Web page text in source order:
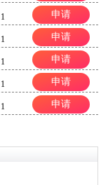
1 申请
1 申请
1 申请
1 申请
1 申请